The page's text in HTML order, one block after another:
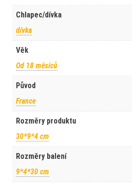
Chlapec/dívka
dívka
Věk
Od 18 měsíců
Původ
France
Rozměry produktu
30*9*4 cm
Rozměry balení
9*4*30 cm